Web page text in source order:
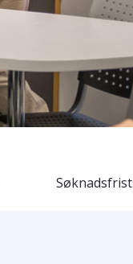
Søknadsfrist